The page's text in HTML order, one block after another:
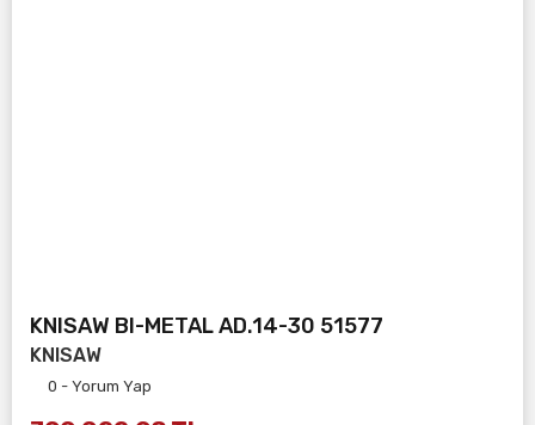
KNISAW BI-METAL AD.14-30 51577
KNISAW
0 - Yorum Yap